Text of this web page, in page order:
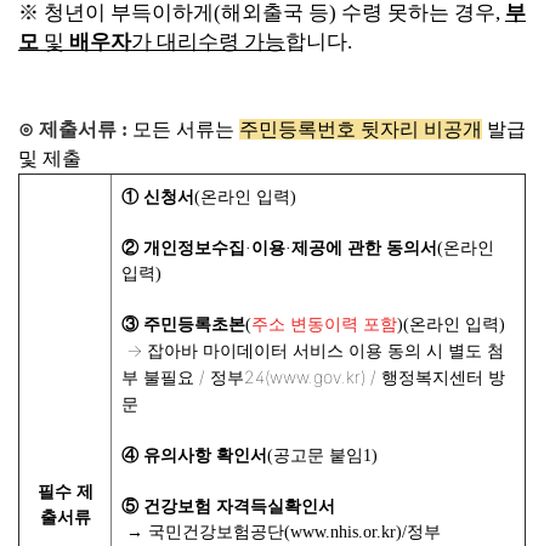
※ 청년이 부득이하게(해외출국 등) 수령 못하는 경우, 부
모 및 배우자가 대리수령 가능합니다.
⊙ 제출서류 : 모든 서류는 주민등록번호 뒷자리 비공개 발급
및 제출
필수 제
출서류
① 신청서 (온라인 입력)
② 개인정보수집 · 이용·제공에 관한 동의서 (온라인
입력)
③ 주민등록초본(주소 변동이력 포함)(온라인 입력)
→ 잡아바 마이데이터 서비스 이용 동의 시 별도 첨
부 불필요 / 정부24(www.gov.kr) / 행정복지센터 방
문
④ 유의사항 확인서 (공고문 붙임1)
⑤ 건강보험 자격득실확인서
→ 국민건강보험공단(www.nhis.or.kr)/정부